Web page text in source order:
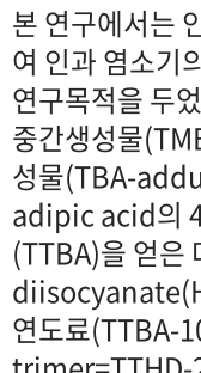
본 연구에서는
여 인과 염소기
연구목적을
중간생성물
성물(TBA-
adipic acid의 4
(TTBA)을 얻
연도료(TTBA-